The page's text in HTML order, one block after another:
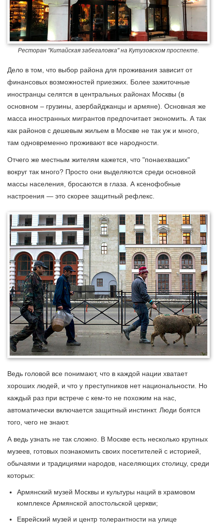
Ресторан "Китайская забегаловка" на Кутузовском проспекте.
Дело в том, что выбор района для проживания зависит от
финансовых возможностей приезжих. Более зажиточные
иностранцы селятся в центральных районах Москвы (в
основном – грузины, азербайджанцы и армяне). Основная же
масса иностранных мигрантов предпочитает экономить. А так
как районов с дешевым жильем в Москве не так уж и много,
там одновременно проживают все народности.
Отчего же местным жителям кажется, что "понаехваших"
вокруг так много? Просто они выделяются среди основной
массы населения, бросаются в глаза. А ксенофобные
настроения — это скорее защитный рефлекс.
Ведь головой все понимают, что в каждой нации хватает
хороших людей, и что у преступников нет национальности. Но
каждый раз при встрече с кем-то не похожим на нас,
автоматически включается защитный инстинкт. Люди боятся
того, чего не знают.
А ведь узнать не так сложно. В Москве есть несколько крупных
музеев, готовых познакомить своих посетителей с историей,
обычаями и традициями народов, населяющих столицу, среди
которых:
Армянский музей Москвы и культуры наций в храмовом
комплексе Армянской апостольской церкви;
Еврейский музей и центр толерантности на улице